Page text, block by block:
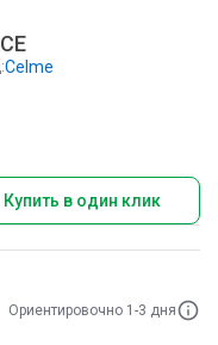
Celme
Купить в один клик
Ориентировочно 1-3 дня